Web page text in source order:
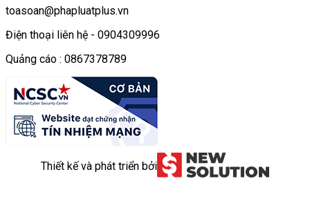
toasoan@phapluatplus.vn
Điện thoại liên hệ - 0904309996
Quảng cáo : 0867378789
Thiết kế và phát triển bởi